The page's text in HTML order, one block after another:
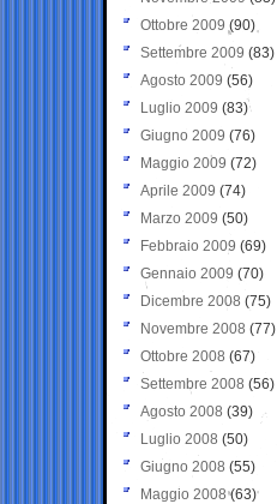
Ottobre 2009 (90)
Settembre 2009 (83)
Agosto 2009 (56)
Luglio 2009 (83)
Giugno 2009 (76)
Maggio 2009 (72)
Aprile 2009 (74)
Marzo 2009 (50)
Febbraio 2009 (69)
Gennaio 2009 (70)
Dicembre 2008 (75)
Novembre 2008 (77)
Ottobre 2008 (67)
Settembre 2008 (56)
Agosto 2008 (39)
Luglio 2008 (50)
Giugno 2008 (55)
Maggio 2008(63)